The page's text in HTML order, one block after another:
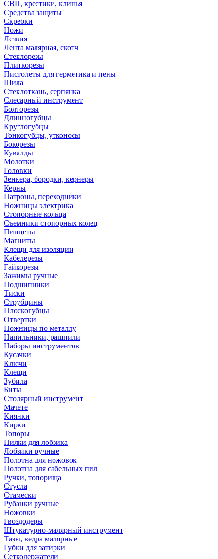
СВП, крестики, клинья
Средства защиты
Скребки
Ножи
Лезвия
Лента малярная, скотч
Стеклорезы
Плиткорезы
Пистолеты для герметика и пены
Шила
Стеклоткань, серпянка
Слесарный инструмент
Болторезы
Длинногубцы
Круглогубцы
Тонкогубцы, утконосы
Бокорезы
Кувалды
Молотки
Головки
Зенкера, бородки, кернеры
Керны
Патроны, переходники
Ножницы электрика
Стопорные кольца
Съемники стопорных колец
Пинцеты
Магниты
Клещи для изоляции
Кабелерезы
Гайкорезы
Зажимы ручные
Подшипники
Тиски
Струбцины
Плоскогубцы
Отвертки
Ножницы по металлу
Напильники, рашпили
Наборы инструментов
Кусачки
Ключи
Клещи
Зубила
Биты
Столярный инструмент
Мачете
Киянки
Кирки
Топоры
Пилки для лобзика
Лобзики ручные
Полотна для ножовок
Полотна для сабельных пил
Ручки, топорища
Стусла
Стамески
Рубанки ручные
Ножовки
Гвоздодеры
Штукатурно-малярный инструмент
Тазы, ведра малярные
Губки для затирки
Сеткодержатели